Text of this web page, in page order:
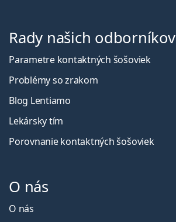
Rady našich odborníkov
Parametre kontaktných šošoviek
Problémy so zrakom
Blog Lentiamo
Lekársky tím
Porovnanie kontaktných šošoviek
O nás
O nás